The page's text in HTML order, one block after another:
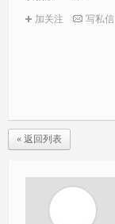
加关注 写私信
« 返回列表